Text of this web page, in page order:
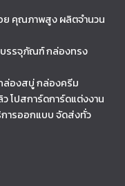
ย คุณภาพสูง ผลิตจำนวน
รรจุภัณฑ์ กล่องทรง
ล่องสบู่ กล่องครีม
โปสการ์ดการ์ดแต่งงาน
ารออกแบบ จัดส่งทั่ว